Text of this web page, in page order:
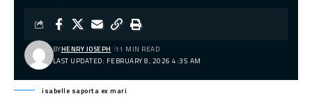
LAST UPDATED: FEBRUARY 8, 2026 4:35 AM
BYHENRY JOSEPH 11 MIN READ
isabelle saporta ex mari